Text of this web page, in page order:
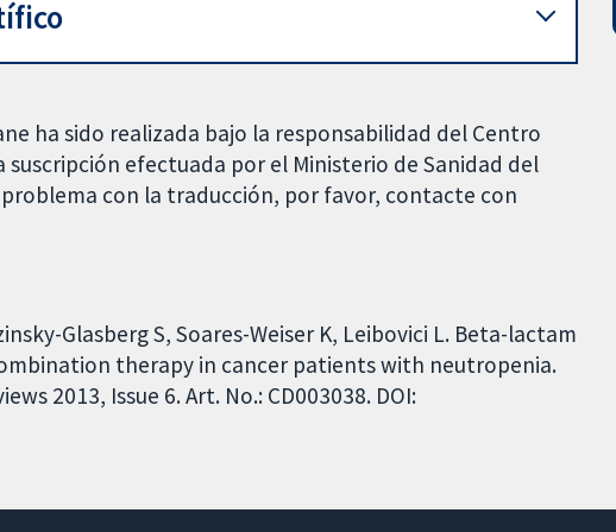
ha sido realizada bajo la responsabilidad del Centro
suscripción efectuada por el Ministerio de Sanidad del
con la traducción, por favor, contacte con
Glasberg S, Soares-Weiser K, Leibovici L. Beta-lactam
therapy in cancer patients with neutropenia.
2013, Issue 6. Art. No.: CD003038. DOI: